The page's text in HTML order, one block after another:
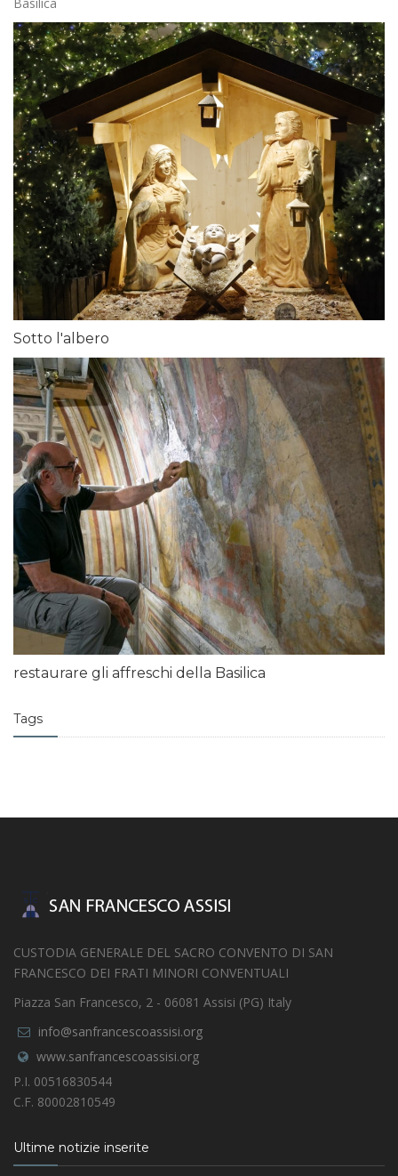
Basilica
Sotto l'albero
restaurare gli affreschi della Basilica
Tags
CUSTODIA GENERALE DEL SACRO CONVENTO DI SAN
FRANCESCO DEI FRATI MINORI CONVENTUALI
Piazza San Francesco, 2 - 06081 Assisi (PG) Italy
info@sanfrancescoassisi.org
www.sanfrancescoassisi.org
P.I. 00516830544
C.F. 80002810549
Ultime notizie inserite